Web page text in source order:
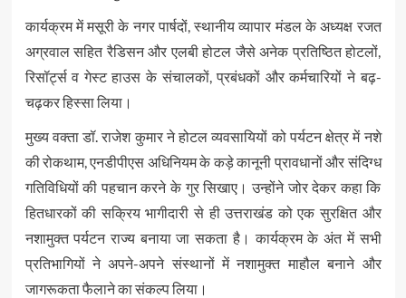
कार्यक्रम में मसूरी के नगर पार्षदों, स्थानीय व्यापार मंडल के अध्यक्ष रजत
अग्रवाल सहित रैडिसन और एलबी होटल जैसे अनेक प्रतिष्ठित होटलों,
रिसॉर्ट्स व गेस्ट हाउस के संचालकों, प्रबंधकों और कर्मचारियों ने बढ़-
चढ़कर हिस्सा लिया।
मुख्य वक्ता डॉ. राजेश कुमार ने होटल व्यवसायियों को पर्यटन क्षेत्र में नशे
की रोकथाम, एनडीपीएस अधिनियम के कड़े कानूनी प्रावधानों और संदिग्ध
गतिविधियों की पहचान करने के गुर सिखाए। उन्होंने जोर देकर कहा कि
हितधारकों की सक्रिय भागीदारी से ही उत्तराखंड को एक सुरक्षित और
नशामुक्त पर्यटन राज्य बनाया जा सकता है। कार्यक्रम के अंत में सभी
प्रतिभागियों ने अपने-अपने संस्थानों में नशामुक्त माहौल बनाने और
जागरूकता फैलाने का संकल्प लिया।